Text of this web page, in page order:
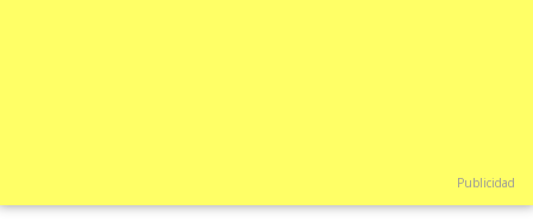
Publicidad